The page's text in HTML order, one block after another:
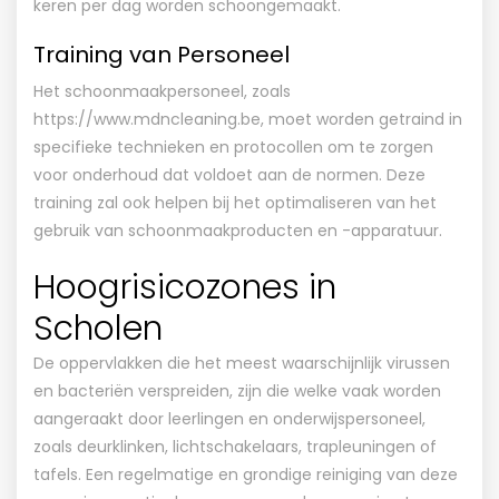
keren per dag worden schoongemaakt.
Training van Personeel
Het schoonmaakpersoneel, zoals
https://www.mdncleaning.be, moet worden getraind in
specifieke technieken en protocollen om te zorgen
voor onderhoud dat voldoet aan de normen. Deze
training zal ook helpen bij het optimaliseren van het
gebruik van schoonmaakproducten en -apparatuur.
Hoogrisicozones in
Scholen
De oppervlakken die het meest waarschijnlijk virussen
en bacteriën verspreiden, zijn die welke vaak worden
aangeraakt door leerlingen en onderwijspersoneel,
zoals deurklinken, lichtschakelaars, trapleuningen of
tafels. Een regelmatige en grondige reiniging van deze